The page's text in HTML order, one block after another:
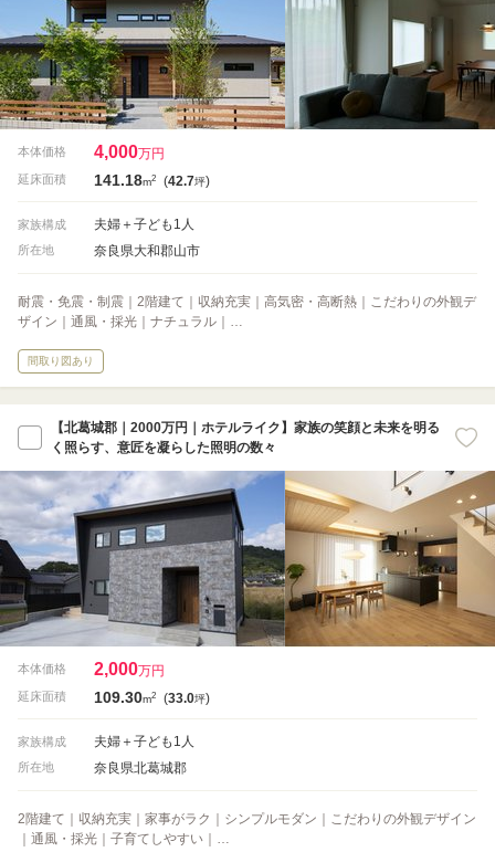
本体価格 4,000万円
延床面積 141.18m2 (42.7坪)
家族構成 夫婦＋子ども1人
所在地 奈良県大和郡山市
耐震・免震・制震｜2階建て｜収納充実｜高気密・高断熱｜こだわりの外観デ
ザイン｜通風・採光｜ナチュラル｜…
間取り図あり
【北葛城郡｜2000万円｜ホテルライク】家族の笑顔と未来を明る
く照らす、意匠を凝らした照明の数々
本体価格 2,000万円
延床面積 109.30m2 (33.0坪)
家族構成 夫婦＋子ども1人
所在地 奈良県北葛城郡
2階建て｜収納充実｜家事がラク｜シンプルモダン｜こだわりの外観デザイン
｜通風・採光｜子育てしやすい｜…